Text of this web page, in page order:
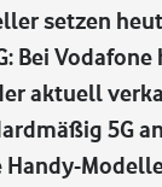
setzen
Bei Vodafone
aktuell
5G
Handy-